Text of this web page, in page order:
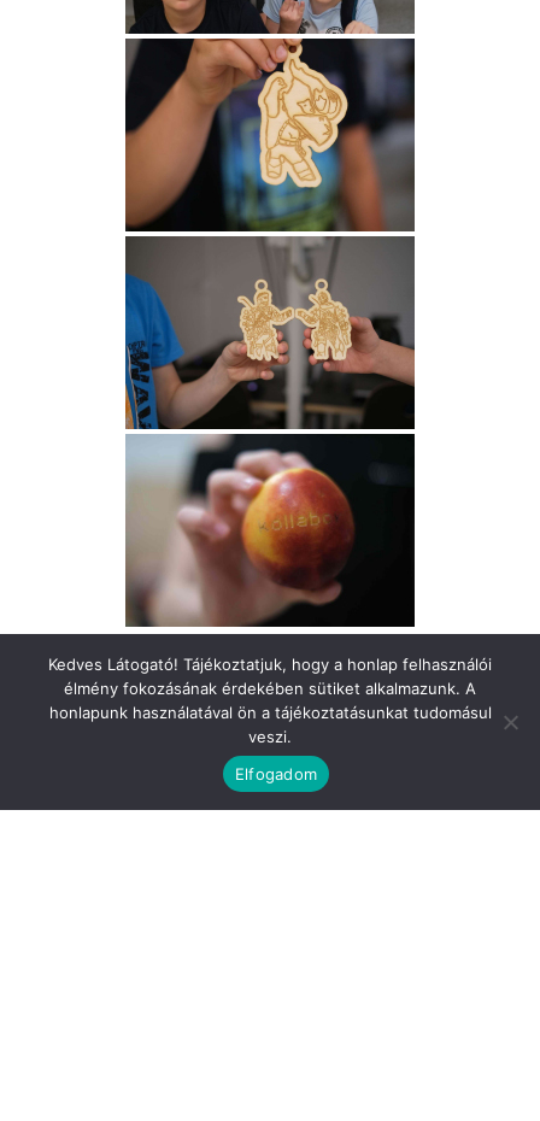
Kedves Látogató! Tájékoztatjuk, hogy a honlap felhasználói
élmény fokozásának érdekében sütiket alkalmazunk. A
honlapunk használatával ön a tájékoztatásunkat tudomásul
veszi.
Elfogadom